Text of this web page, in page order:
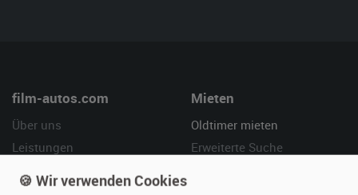
film-autos.com
Über uns
Leistungen
Mieten
Oldtimer mieten
Erweiterte Suche
🍪 Wir verwenden Cookies